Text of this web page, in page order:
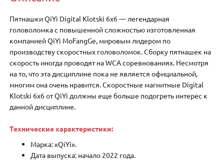
Пятнашки QiYi Digital Klotski 6х6 — легендарная
головоломка с повышенной сложностью изготовленная
компанией QiYi MoFangGe, мировым лидером по
производству скоростных головоломок. Сборку пятнашек на
скорость иногда проводят на WCA соревнованиях. Несмотря
на то, что эта дисциплине пока не является официальной,
многим она очень нравится. Скоростные магнитные Digital
Klotski 6х6 от QiYi должны еще больше подогреть интерес к
данной дисциплине.
Технические характеристики:
Марка: «QiYi».
Дата выпуска: начало 2022 года.